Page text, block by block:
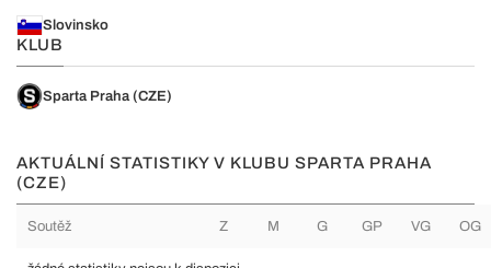
Slovinsko
KLUB
Sparta Praha (CZE)
AKTUÁLNÍ STATISTIKY V KLUBU SPARTA PRAHA
(CZE)
Soutěž Z M G GP VG OG